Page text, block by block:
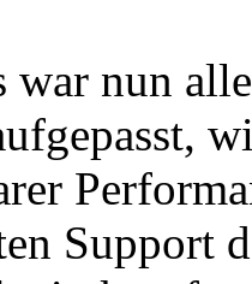
war nun
Support